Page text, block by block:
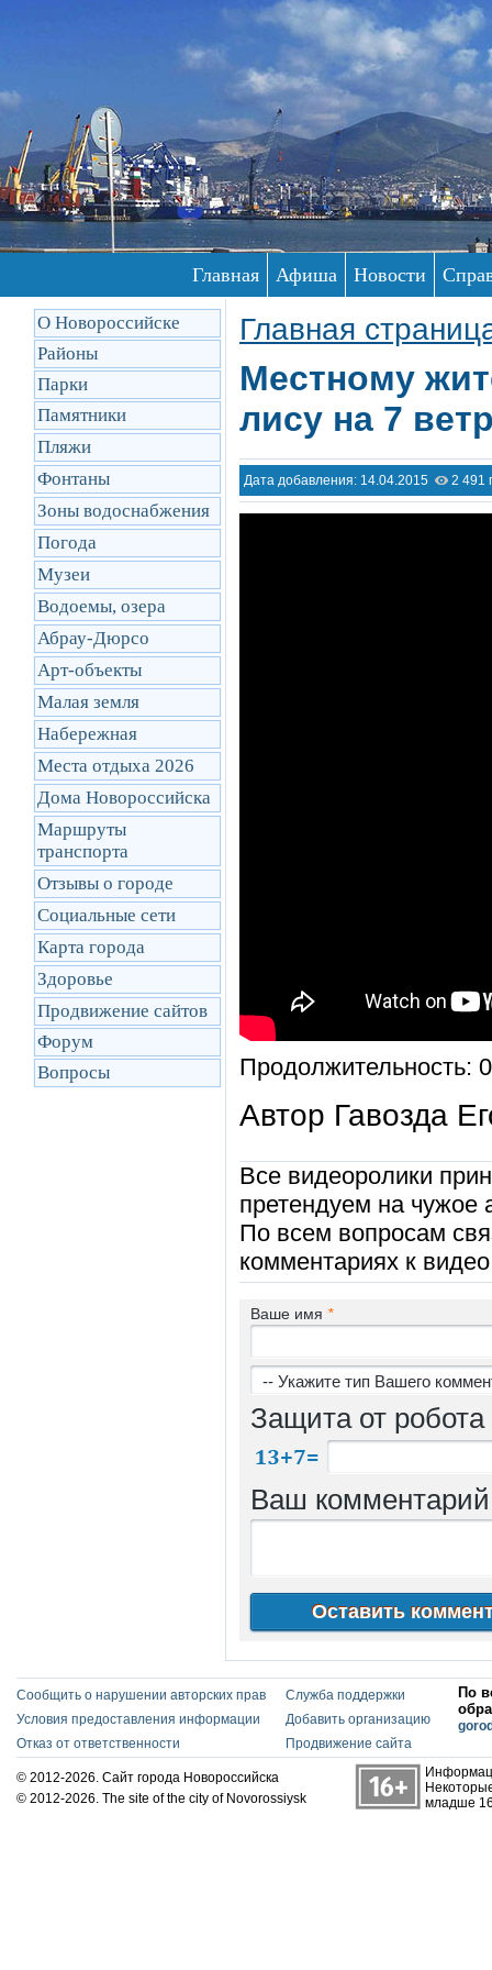
Главная Афиша Новости
О Новороссийске
Районы
Парки
Памятники
Пляжи
Фонтаны
Зоны водоснабжения
Погода
Музеи
Водоемы, озера
Абрау-Дюрсо
Арт-объекты
Малая земля
Набережная
Места отдыха 2026
Дома Новороссийска
Маршруты
транcпорта
Отзывы о городе
Социальные сети
Карта города
Здоровье
Продвижение сайтов
Форум
Вопросы
Главная
Местному
лису на 7
Дата добавления: 14.04.2015 2 491
Продолжительность:
Автор Гавозда
Все видеоролики
претендуем на чужое
По всем вопросам
комментариях к
Ваше имя *
Защита от робота
Ваш
Сообщить о нарушении авторских прав
Условия предоставления информации
Отказ от ответственности
Служба поддержки
Добавить организацию
Продвижение сайта
По
© 2012-2026. Сайт города Новороссийска
© 2012-2026. The site of the city of Novorossiysk
младше